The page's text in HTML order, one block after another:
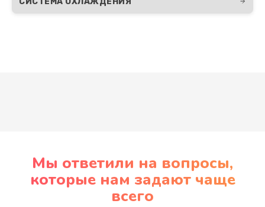
Мы ответили на вопросы,
которые нам задают чаще
всего